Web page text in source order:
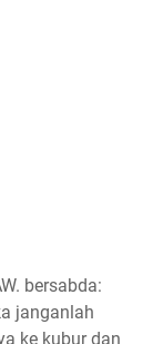
bersabda:
janganlah
ke kubur dan